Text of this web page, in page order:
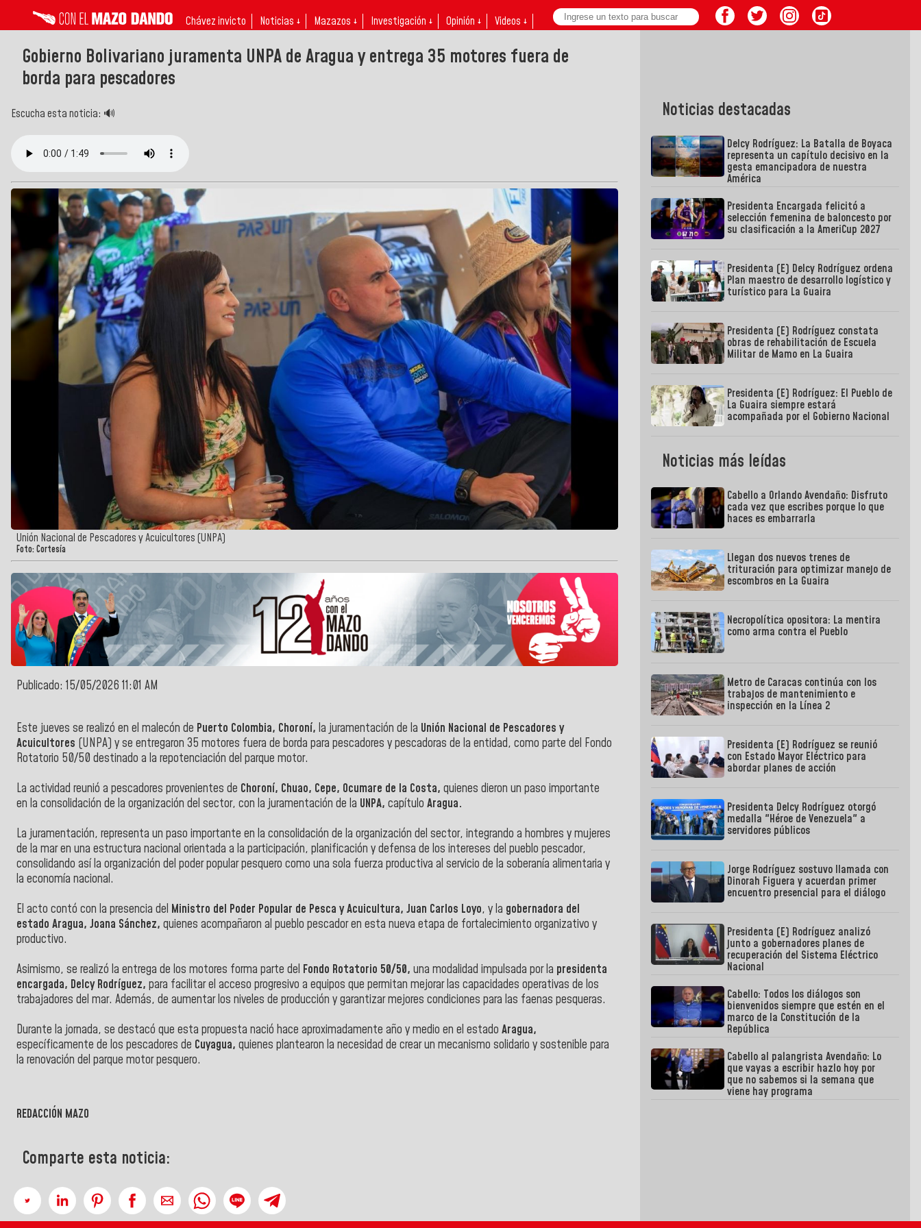
Chávez invicto Noticias ↓ Mazazos ↓ Investigación ↓ Opinión ↓ Videos ↓
Gobierno Bolivariano juramenta UNPA de Aragua y entrega 35 motores fuera de
borda para pescadores
Escucha esta noticia: 🔊
Unión Nacional de Pescadores y Acuicultores (UNPA)
Foto: Cortesía
Publicado: 15/05/2026 11:01 AM
Este jueves se realizó en el malecón de Puerto Colombia, Choroní, la juramentación de la Unión Nacional de Pescadores y
Acuicultores (UNPA) y se entregaron 35 motores fuera de borda para pescadores y pescadoras de la entidad, como parte del Fondo
Rotatorio 50/50 destinado a la repotenciación del parque motor.
La actividad reunió a pescadores provenientes de Choroní, Chuao, Cepe, Ocumare de la Costa, quienes dieron un paso importante
en la consolidación de la organización del sector, con la juramentación de la UNPA, capítulo Aragua.
La juramentación, representa un paso importante en la consolidación de la organización del sector, integrando a hombres y mujeres
de la mar en una estructura nacional orientada a la participación, planificación y defensa de los intereses del pueblo pescador,
consolidando así la organización del poder popular pesquero como una sola fuerza productiva al servicio de la soberanía alimentaria y
la economía nacional.
El acto contó con la presencia del Ministro del Poder Popular de Pesca y Acuicultura, Juan Carlos Loyo, y la gobernadora del
estado Aragua, Joana Sánchez, quienes acompañaron al pueblo pescador en esta nueva etapa de fortalecimiento organizativo y
productivo.
Asimismo, se realizó la entrega de los motores forma parte del Fondo Rotatorio 50/50, una modalidad impulsada por la presidenta
encargada, Delcy Rodríguez, para facilitar el acceso progresivo a equipos que permitan mejorar las capacidades operativas de los
trabajadores del mar. Además, de aumentar los niveles de producción y garantizar mejores condiciones para las faenas pesqueras.
Durante la jornada, se destacó que esta propuesta nació hace aproximadamente año y medio en el estado Aragua,
específicamente de los pescadores de Cuyagua, quienes plantearon la necesidad de crear un mecanismo solidario y sostenible para
la renovación del parque motor pesquero.
REDACCIÓN MAZO
Comparte esta noticia:
Noticias destacadas
Delcy Rodríguez: La Batalla de Boyaca
representa un capítulo decisivo en la
gesta emancipadora de nuestra
América
Presidenta Encargada felicitó a
selección femenina de baloncesto por
su clasificación a la AmeriCup 2027
Presidenta (E) Delcy Rodríguez ordena
Plan maestro de desarrollo logístico y
turístico para La Guaira
Presidenta (E) Rodríguez constata
obras de rehabilitación de Escuela
Militar de Mamo en La Guaira
Presidenta (E) Rodríguez: El Pueblo de
La Guaira siempre estará
acompañada por el Gobierno Nacional
Noticias más leídas
Cabello a Orlando Avendaño: Disfruto
cada vez que escribes porque lo que
haces es embarrarla
Llegan dos nuevos trenes de
trituración para optimizar manejo de
escombros en La Guaira
Necropolítica opositora: La mentira
como arma contra el Pueblo
Metro de Caracas continúa con los
trabajos de mantenimiento e
inspección en la Línea 2
Presidenta (E) Rodríguez se reunió
con Estado Mayor Eléctrico para
abordar planes de acción
Presidenta Delcy Rodríguez otorgó
medalla "Héroe de Venezuela" a
servidores públicos
Jorge Rodríguez sostuvo llamada con
Dinorah Figuera y acuerdan primer
encuentro presencial para el diálogo
Presidenta (E) Rodríguez analizó
junto a gobernadores planes de
recuperación del Sistema Eléctrico
Nacional
Cabello: Todos los diálogos son
bienvenidos siempre que estén en el
marco de la Constitución de la
República
Cabello al palangrista Avendaño: Lo
que vayas a escribir hazlo hoy por
que no sabemos si la semana que
viene hay programa